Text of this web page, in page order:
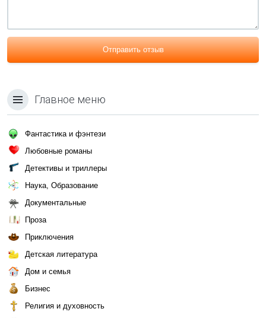
Отправить отзыв
Главное меню
Фантастика и фэнтези
Любовные романы
Детективы и триллеры
Наука, Образование
Документальные
Проза
Приключения
Детская литература
Дом и семья
Бизнес
Религия и духовность